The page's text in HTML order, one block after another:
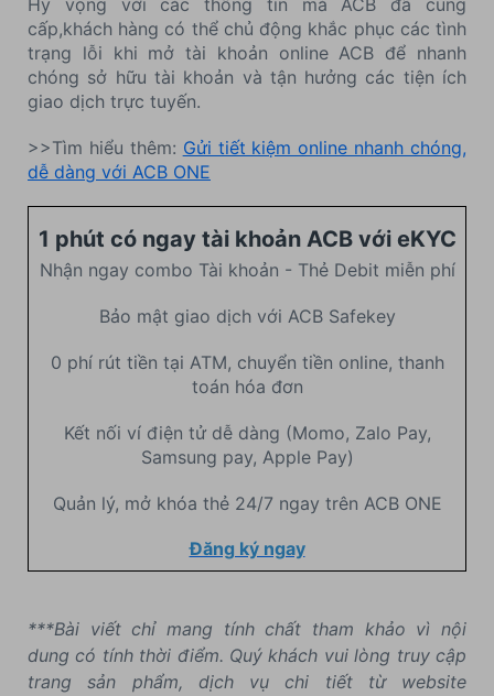
Hy vọng với các thông tin mà ACB đã cung
cấp,khách hàng có thể chủ động khắc phục các tình
trạng lỗi khi mở tài khoản online ACB để nhanh
chóng sở hữu tài khoản và tận hưởng các tiện ích
giao dịch trực tuyến.
>>Tìm hiểu thêm: Gửi tiết kiệm online nhanh chóng,
dễ dàng với ACB ONE
1 phút có ngay tài khoản ACB với eKYC
Nhận ngay combo Tài khoản - Thẻ Debit miễn phí
Bảo mật giao dịch với ACB Safekey
0 phí rút tiền tại ATM, chuyển tiền online, thanh
toán hóa đơn
Kết nối ví điện tử dễ dàng (Momo, Zalo Pay,
Samsung pay, Apple Pay)
Quản lý, mở khóa thẻ 24/7 ngay trên ACB ONE
Đăng ký ngay
***Bài viết chỉ mang tính chất tham khảo vì nội
dung có tính thời điểm. Quý khách vui lòng truy cập
trang sản phẩm, dịch vụ chi tiết từ website